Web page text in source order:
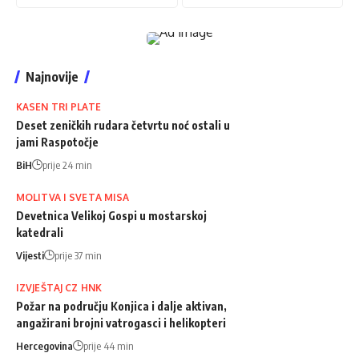
Najnovije
KASEN TRI PLATE
Deset zeničkih rudara četvrtu noć ostali u
jami Raspotočje
BiH prije 24 min
MOLITVA I SVETA MISA
Devetnica Velikoj Gospi u mostarskoj
katedrali
Vijesti prije 37 min
IZVJEŠTAJ CZ HNK
Požar na području Konjica i dalje aktivan,
angažirani brojni vatrogasci i helikopteri
Hercegovina prije 44 min